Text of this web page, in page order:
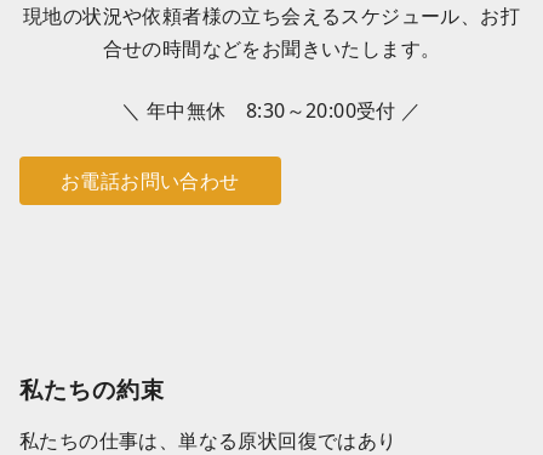
現地の状況や依頼者様の立ち会えるスケジュール、お打
合せの時間などをお聞きいたします。
＼ 年中無休 8:30～20:00受付 ／
お電話お問い合わせ
私たちの約束
私たちの仕事は、単なる原状回復ではあり